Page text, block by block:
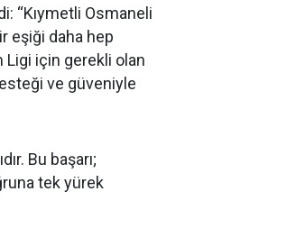
“Kıymetli Osmaneli
eşiği daha hep
Ligi için gerekli olan
ve güveniyle
Bu başarı;
tek yürek